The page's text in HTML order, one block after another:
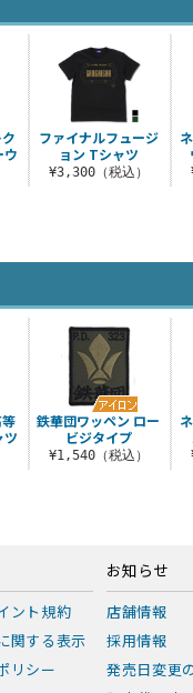
ウ
ファイナルフュージ
ョン Tシャツ
¥3,300（税込）
ツ
鉄華団ワッペン ロー
ビジタイプ
¥1,540（税込）
ント規約
関する表示
リシー
お知らせ
店舗情報
採用情報
発売日変更